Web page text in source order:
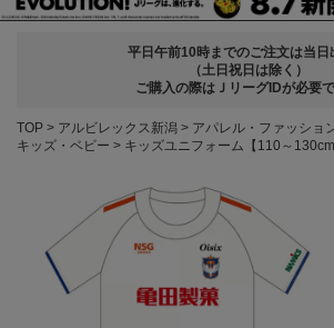
平日午前10時までのご注文は当日
（土日祝日は除く）
ご購入の際はＪリーグIDが必要で
TOP アルビレックス新潟
アパレル・ファッショ
キッズ・ベビー
キッズユニフォーム【110～130cm